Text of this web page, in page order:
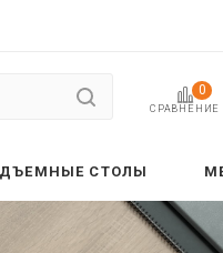
СРАВНЕНИЕ
0
СТОЛЫ